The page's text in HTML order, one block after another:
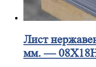
Лист
мм. —